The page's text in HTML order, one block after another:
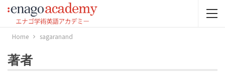
Home sagaranand
著者